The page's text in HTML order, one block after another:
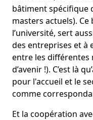
bâtiment spécifique
masters actuels).
l’université, sert
des entreprises et à
entre les différentes
d’avenir !). C’est là
pour l'accueil et le
comme
Et la coopération